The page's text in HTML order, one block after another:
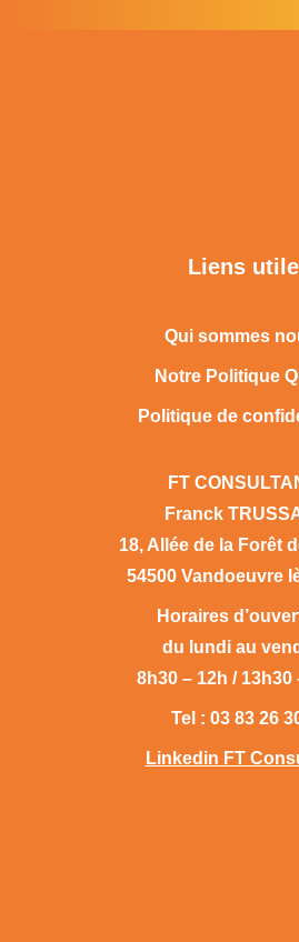
Liens
Qui sommes
Notre Politique
Politique de
FT
Franck
18, Allée de la Forêt
54500 Vandoeuvre
Horaires
du lundi au
8h30 – 12h / 13h30
Tel : 03 83 26
Linkedin FT